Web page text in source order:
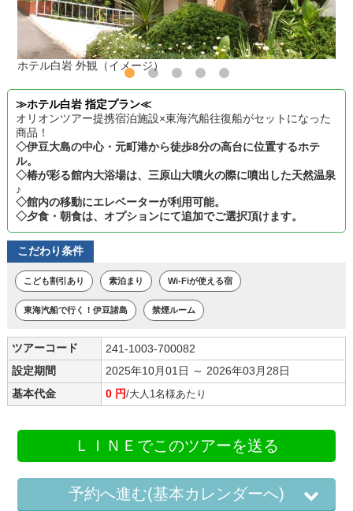
ホテル白岩 外観（イメージ）
≫ホテル白岩 指定プラン≪
オリオンツアー提携宿泊施設×東海汽船往復船がセットになった
商品！
◇伊豆大島の中心・元町港から徒歩8分の高台に位置するホテ
ル。
◇椿が彩る館内大浴場は、三原山大噴火の際に噴出した天然温泉
♪
◇館内の移動にエレベーターが利用可能。
◇夕食・朝食は、オプションにて追加でご選択頂けます。
こだわり条件
こども割引あり 素泊まり Wi-Fiが使える宿
東海汽船で行く！伊豆諸島 禁煙ルーム
ツアーコード
241-1003-700082
設定期間
2025年10月01日 ～ 2026年03月28日
基本代金
0 円/大人1名様あたり
ＬＩＮＥでこのツアーを送る
予約へ進む(基本カレンダーへ)